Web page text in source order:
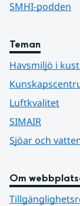
SMHI-podden
Teman
Havsmiljö i
Luftkvalitet
SIMAIR
Sjöar och
Om